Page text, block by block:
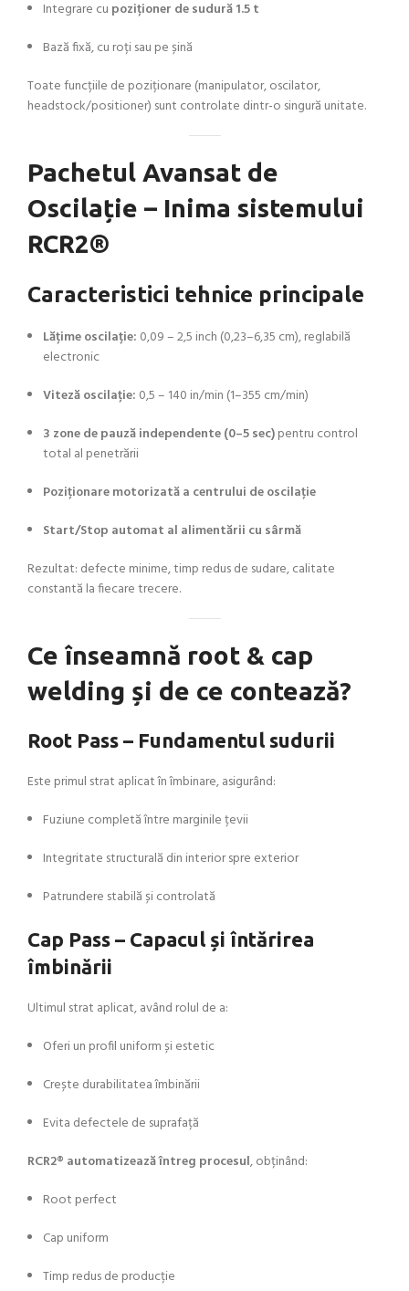
Integrare cu poziționer de sudură 1.5 t
Bază fixă, cu roți sau pe șină
Toate funcțiile de poziționare (manipulator, oscilator,
headstock/positioner) sunt controlate dintr-o singură unitate.
Pachetul Avansat de
Oscilație – Inima sistemului
RCR2®
Caracteristici tehnice principale
Lățime oscilație: 0,09 – 2,5 inch (0,23–6,35 cm), reglabilă
electronic
Viteză oscilație: 0,5 – 140 in/min (1–355 cm/min)
3 zone de pauză independente (0–5 sec)pentru control
total al penetrării
Poziționare motorizată a centrului de oscilație
Start/Stop automat al alimentării cu sârmă
Rezultat: defecte minime, timp redus de sudare, calitate
constantă la fiecare trecere.
Ce înseamnă root & cap
welding și de ce contează?
Root Pass – Fundamentul sudurii
Este primul strat aplicat în îmbinare, asigurând:
Fuziune completă între marginile țevii
Integritate structurală din interior spre exterior
Patrundere stabilă și controlată
Cap Pass – Capacul și întărirea
îmbinării
Ultimul strat aplicat, având rolul de a:
Oferi un profil uniform și estetic
Crește durabilitatea îmbinării
Evita defectele de suprafață
RCR2® automatizează întreg procesul, obținând:
Root perfect
Cap uniform
Timp redus de producție